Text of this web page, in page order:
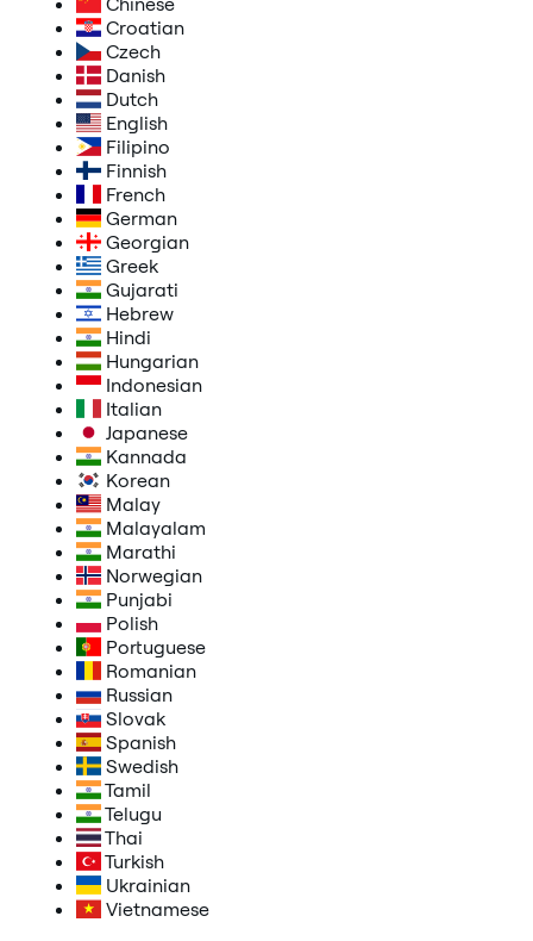
Croatian
Czech
Danish
Dutch
English
Filipino
Finnish
French
German
Georgian
Greek
Gujarati
Hebrew
Hindi
Hungarian
Indonesian
Italian
Japanese
Kannada
Korean
Malay
Malayalam
Marathi
Norwegian
Punjabi
Polish
Portuguese
Romanian
Russian
Slovak
Spanish
Swedish
Tamil
Telugu
Thai
Turkish
Ukrainian
Vietnamese